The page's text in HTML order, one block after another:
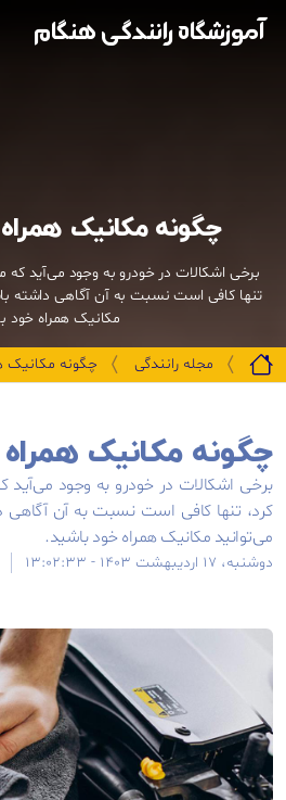
آموزشگاه رانندگی هنگام
چگونه مکانیک
برخی اشکالات در خودرو به وجود می‌آید که
تنها کافی است نسبت به آن آگاهی داشته
مکانیک همراه خود
مجله رانندگی چگونه مکانیک
چگونه مکانیک
برخی اشکالات در خودرو به وجود می‌آید
کرد، تنها کافی است نسبت به آن آگاهی
می‌توانید مکانیک همراه خود باشید.
دوشنبه، ۱۷ اردیبهشت ۱۴۰۳ - ۱۳:۰۲:۳۳